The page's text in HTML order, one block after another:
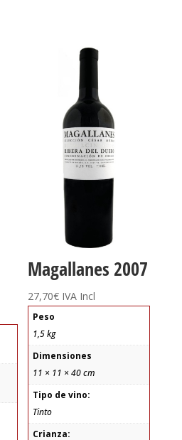
Magallanes 2007
27,70€ IVA Incl
Peso
1,5 kg
Dimensiones
11 × 11 × 40 cm
Tipo de vino:
Tinto
Crianza: